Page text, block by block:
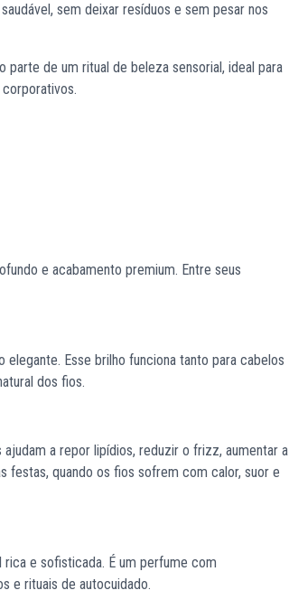
sem deixar resíduos e sem pesar nos
de um ritual de beleza sensorial, ideal para
e acabamento premium. Entre seus
Esse brilho funciona tanto para cabelos
dos fios.
a repor lipídios, reduzir o frizz, aumentar a
festas, quando os fios sofrem com calor, suor e
rica e sofisticada. É um perfume com
e rituais de autocuidado.